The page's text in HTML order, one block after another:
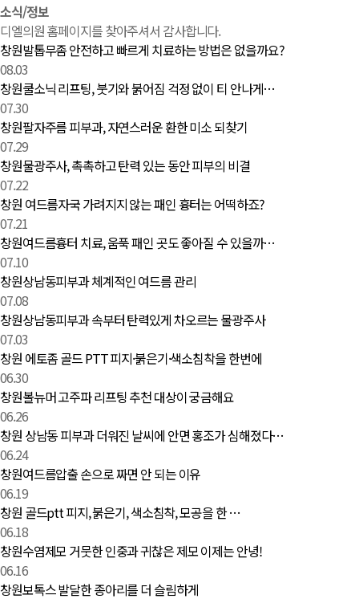
소식/정보 | 창원 피부과 디엘의원
소식/정보
디엘의원 홈페이지를 찾아주셔서 감사합니다.
창원발톱무좀 안전하고 빠르게 치료하는 방법은 없을까요?
08.03
창원쿨소닉 리프팅, 붓기와 붉어짐 걱정 없이 티 안나게…
07.30
창원팔자주름 피부과, 자연스러운 환한 미소 되찾기
07.29
창원물광주사, 촉촉하고 탄력 있는 동안 피부의 비결
07.22
창원 여드름자국 가려지지 않는 패인 흉터는 어떡하죠?
07.21
창원여드름흉터 치료, 움푹 패인 곳도 좋아질 수 있을까…
07.10
창원상남동피부과 체계적인 여드름 관리
07.08
창원상남동피부과 속부터 탄력있게 차오르는 물광주사
07.03
창원 에토좀 골드 PTT 피지·붉은기·색소침착을 한번에
06.30
창원볼뉴머 고주파 리프팅 추천 대상이 궁금해요
06.26
창원 상남동 피부과 더워진 날씨에 안면 홍조가 심해졌다…
06.24
창원여드름압출 손으로 짜면 안 되는 이유
06.19
창원 골드ptt 피지, 붉은기, 색소침착, 모공을 한 …
06.18
창원수염제모 거뭇한 인중과 귀찮은 제모 이제는 안녕!
06.16
창원보톡스 발달한 종아리를 더 슬림하게